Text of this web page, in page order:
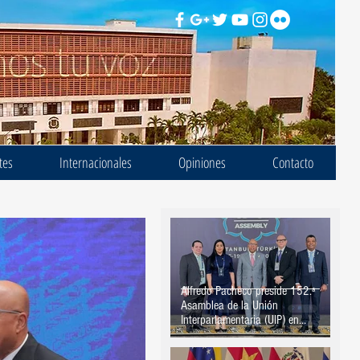
Internacionales Opiniones Contacto
Alfredo Pacheco preside 152.ª
Asamblea de la Unión
Interparlamentaria (UIP) en
Estambul, Turquía